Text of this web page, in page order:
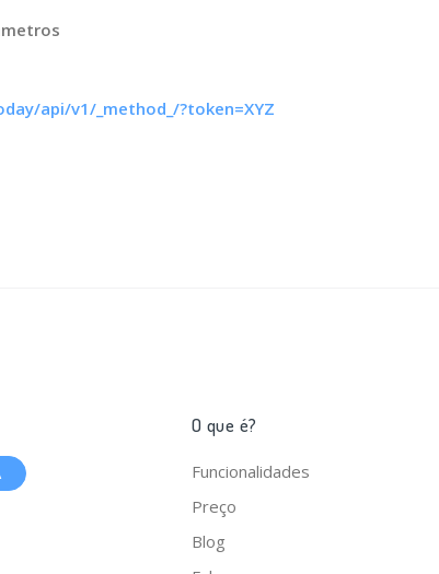
api/v1/_method_/?token=XYZ
O que é?
Funcionalidades
Preço
Blog